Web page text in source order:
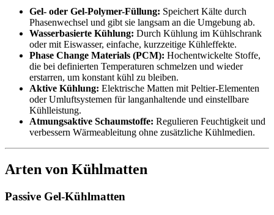
Gel- oder Gel‑Polymer-Füllung: Speichert Kälte durch
Phasenwechsel und gibt sie langsam an die Umgebung ab.
Wasserbasierte Kühlung: Durch Kühlung im Kühlschrank
oder mit Eiswasser, einfache, kurzzeitige Kühleffekte.
Phase Change Materials (PCM): Hochentwickelte Stoffe,
die bei definierten Temperaturen schmelzen und wieder
erstarren, um konstant kühl zu bleiben.
Aktive Kühlung: Elektrische Matten mit Peltier-Elementen
oder Umluftsystemen für langanhaltende und einstellbare
Kühlleistung.
Atmungsaktive Schaumstoffe: Regulieren Feuchtigkeit und
verbessern Wärmeableitung ohne zusätzliche Kühlmedien.
Arten von Kühlmatten
Passive Gel-Kühlmatten